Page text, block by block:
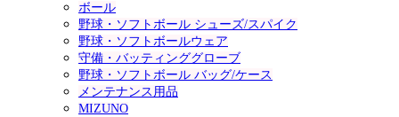
ボール
野球・ソフトボール シューズ/スパイク
野球・ソフトボールウェア
守備・バッティンググローブ
野球・ソフトボール バッグ/ケース
メンテナンス用品
MIZUNO